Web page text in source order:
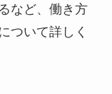
など、働き方
ついて詳しく